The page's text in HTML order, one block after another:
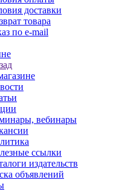
доставки
товара
по e-mail
вебинары
ссылки
издательств
объявлений